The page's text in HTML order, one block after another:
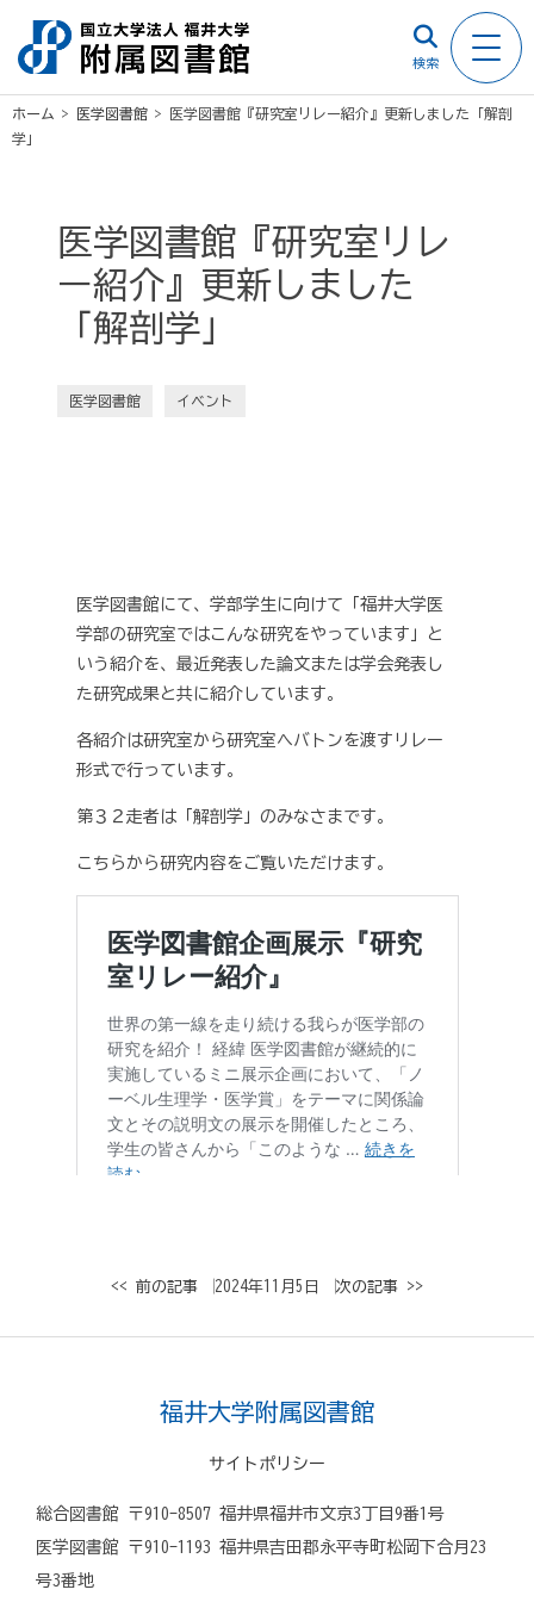
検索
ホーム > 医学図書館 > 医学図書館『研究室リレー紹介』更新しました「解剖
学」
医学図書館『研究室リレ
ー紹介』更新しました
「解剖学」
医学図書館 イベント
医学図書館にて、学部学生に向けて「福井大学医
学部の研究室ではこんな研究をやっています」と
いう紹介を、最近発表した論文または学会発表し
た研究成果と共に紹介しています。
各紹介は研究室から研究室へバトンを渡すリレー
形式で行っています。
第３２走者は「解剖学」のみなさまです。
こちらから研究内容をご覧いただけます。
<< 前の記事 │ 2024年11月5日 │ 次の記事 >>
福井大学附属図書館
サイトポリシー
総合図書館 〒910-8507 福井県福井市文京3丁目9番1号
医学図書館 〒910-1193 福井県吉田郡永平寺町松岡下合月23
号3番地